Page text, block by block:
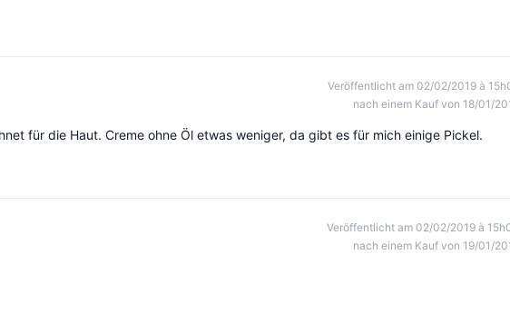
Veröffentlicht am 02/02/2019 à
nach einem Kauf von 18/01/
für die Haut. Creme ohne Öl etwas weniger, da gibt es für mich einige Pickel.
Veröffentlicht am 02/02/2019 à
nach einem Kauf von 19/01/